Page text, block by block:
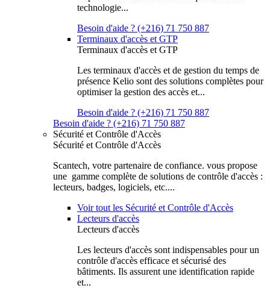
technologie...
Besoin d'aide ? (+216) 71 750 887
Terminaux d'accès et GTP
Terminaux d'accès et GTP
Les terminaux d'accès et de gestion du temps de
présence Kelio sont des solutions complètes pour
optimiser la gestion des accès et...
Besoin d'aide ? (+216) 71 750 887
Besoin d'aide ? (+216) 71 750 887
Sécurité et Contrôle d'Accès
Sécurité et Contrôle d'Accès
Scantech, votre partenaire de confiance. vous propose
une gamme complète de solutions de contrôle d'accès :
lecteurs, badges, logiciels, etc....
Voir tout les Sécurité et Contrôle d'Accès
Lecteurs d'accès
Lecteurs d'accès
Les lecteurs d'accès sont indispensables pour un
contrôle d'accès efficace et sécurisé des
bâtiments. Ils assurent une identification rapide
et...